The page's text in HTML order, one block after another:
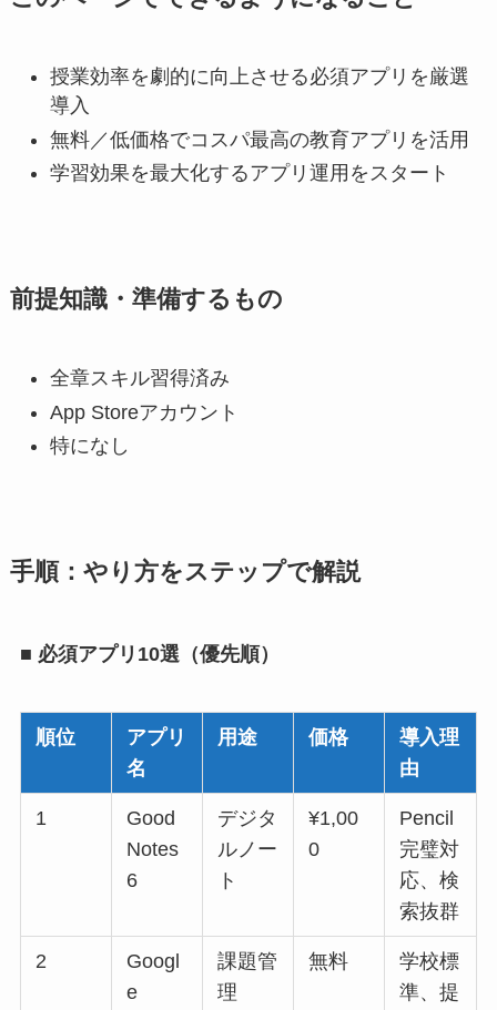
授業効率を劇的に向上させる必須アプリを厳選
導入
無料／低価格でコスパ最高の教育アプリを活用
学習効果を最大化するアプリ運用をスタート
前提知識・準備するもの
全章スキル習得済み
App Storeアカウント
特になし
手順：やり方をステップで解説
■ 必須アプリ10選（優先順）
順位
アプリ
名
用途 価格
導入理
由
1
Good
Notes
6
デジタ
ルノー
ト
¥1,00
0
Pencil
完璧対
応、検
索抜群
2
Googl
e
課題管
理
無料
学校標
準、提